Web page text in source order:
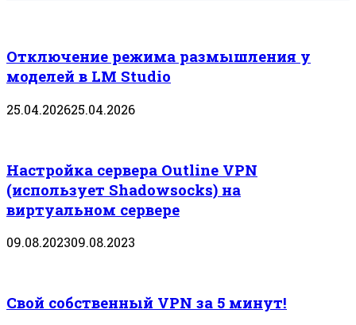
Отключение режима размышления у
моделей в LM Studio
25.04.202625.04.2026
Настройка сервера Outline VPN
(использует Shadowsocks) на
виртуальном сервере
09.08.202309.08.2023
Свой собственный VPN за 5 минут!